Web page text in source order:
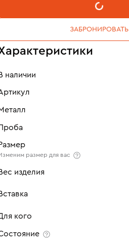
В КОРЗИНУ
ЗАБРОНИРОВАТЬ
наличии
размер для вас
изделия
Бриллиант
Количество
кого